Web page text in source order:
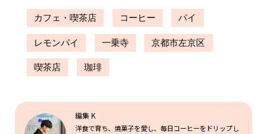
カフェ・喫茶店 コーヒー パイ
レモンパイ 一乗寺 京都市左京区
喫茶店 珈琲
編集 K
洋食で育ち、焼菓子を愛し、毎日コーヒーをドリップし